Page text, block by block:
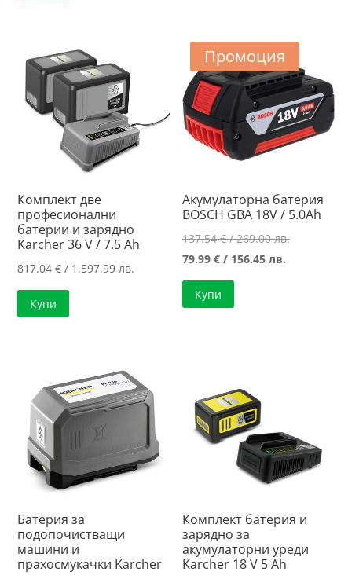
Комплект две
професионални
батерии и зарядно
Karcher 36 V / 7.5 Ah
817.04€ / 1,597.99 лв.
Купи
Промоция
Акумулаторна батерия
BOSCH GBA 18V / 5.0Ah
137.54€/ 269.00 лв.Original
79.99€ / 156.45 лв.
Купи
Батерия за
подопочистващи
машини и
прахосмукачки Karcher
Комплект батерия и
зарядно за
акумулаторни уреди
Karcher 18 V 5 Ah